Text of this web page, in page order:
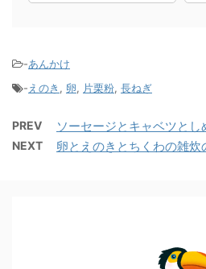
-あんかけ
-えのき , 卵, 片栗粉, 長ねぎ
PREV ソーセージとキャベツと
NEXT 卵とえのきとちくわの雑炊